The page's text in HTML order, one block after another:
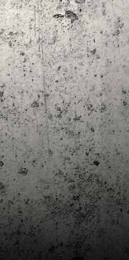
de còmics de la Biblioteca Pública de
per als mesos d'abril, maig i juny. Com ja és
virtual amb l'aplicació Tellfy i les
de la revista Spirou
d'una feina que m'ha portat a capbussar-me
del còmic europeu i dels seus grans
els Barrufets, en Marsupilami o en Spirou,
revista? Le Journal de Spirou, publicada per
1938, és una de les grans icones de l’escola de
Junceda: ‘Somnis entre la boira’ de
Marí
1881 i mort a Blanes el 1948, Joan Junceda és
els dibuixants, il·lustradors i caricaturistes
començar sense cap tipus de formació, ben